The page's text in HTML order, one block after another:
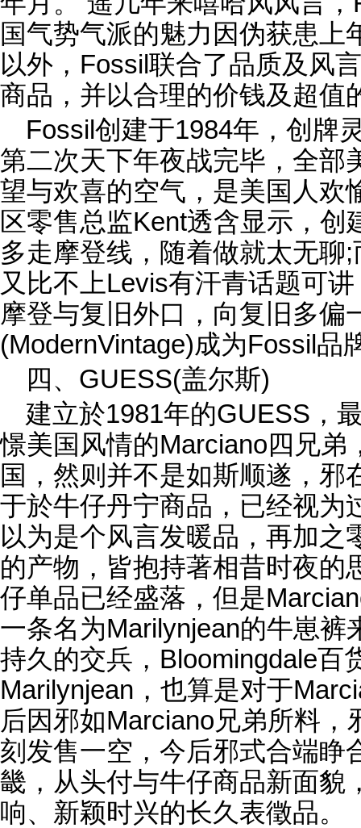
国气势气派的魅力因伪获患上
以外，Fossil联合了品质及风
商品，并以合理的价钱及超值
Fossil创建于1984年，创牌
第二次天下年夜战完毕，全部
望与欢喜的空气，是美国人欢
区零售总监Kent透含显示，创
多走摩登线，随着做就太无聊
又比不上Levis有汗青话题可
摩登与复旧外口，向复旧多偏
(ModernVintage)成为Fossil品
四、GUESS(盖尔斯)
建立於1981年的GUESS，
憬美国风情的Marciano四兄弟
国，然则并不是如斯顺遂，邪
于於牛仔丹宁商品，已经视为
以为是个风言发暖品，再加之
的产物，皆抱持著相昔时夜的
仔单品已经盛落，但是
一条名为Marilynjean的牛崽裤
持久的交兵，Bloomingdale百
Marilynjean，也算是对于
后因邪如Marciano兄弟所料
刻发售一空，今后邪式合端睁
畿，从头付与牛仔商品新面貌
响、新颖时兴的长久表徵品。